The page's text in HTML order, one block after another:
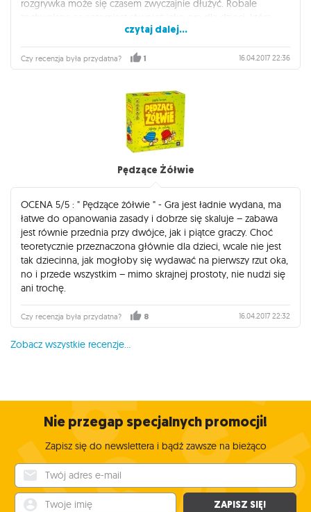
rozgrywka może się czasem zwyczajnie dłużyć. Robale
pomaga uczyć działań matematycznych. Rzeczywiście, jest w
niej sporo dodawania oraz mnożenia i uważam, że naprawdę
może być w tym aspekcie pomocna. Dzieciom się więc
przyda, ale starszych graczy raczej nie zachwyci. Pozycja
recenzowanych przeze mnie w tym numerze gier Reinera
Knizii znacznie częściej wracam do Pędzących Żółwi.
czytaj dalej...
Czy recenzja była przydatna? 1 16.04.2017 22:36
Pędzące Żółwie
OCENA 5/5 : " Pędzące żółwie " - Gra jest ładnie wydana, ma
łatwe do opanowania zasady i dobrze się skaluje – zabawa
jest równie przednia przy dwójce, jak i piątce graczy. Choć
teoretycznie przeznaczona głównie dla dzieci, wcale nie jest
tak dziecinna, jak mogłoby się wydawać na pierwszy rzut oka,
no i przede wszystkim – mimo skrajnej prostoty, nie nudzi się
ani trochę.
Czy recenzja była przydatna? 8 16.04.2017 22:32
Zobacz wszystkie recenzje...
Nie przegap specjalnych promocji!
Zapisz się do newslettera i bądź zawsze na bieżąco
ZAPISZ SIĘ!